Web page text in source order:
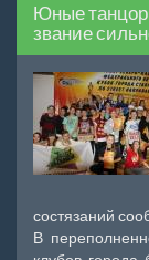
Юные
звание
состязаний
В